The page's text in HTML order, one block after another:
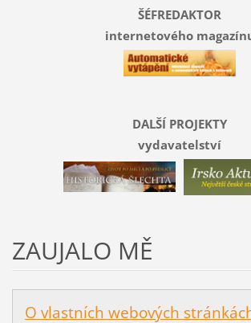
ŠÉFREDAKTOR
internetového
DALŠÍ PROJEKTY
vydavatelství
ZAUJALO MĚ
O vlastních webových